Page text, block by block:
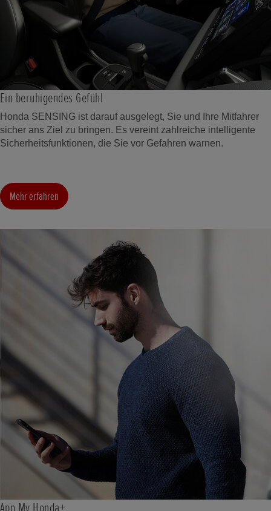
Ein beruhigendes Gefühl
Honda SENSING ist darauf ausgelegt, Sie und Ihre Mitfahrer
sicher ans Ziel zu bringen. Es vereint zahlreiche intelligente
Sicherheitsfunktionen, die Sie vor Gefahren warnen.
Mehr erfahren